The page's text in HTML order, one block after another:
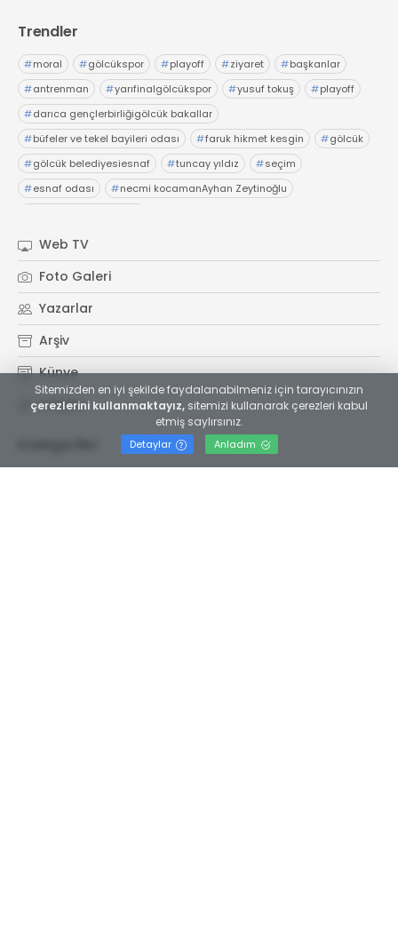
Trendler
#moral #gölcükspor #playoff #ziyaret #başkanlar
#antrenman #yarıfinalgölcükspor #yusuf tokuş #playoff
#darıca gençlerbirliğigölcük bakallar
#büfeler ve tekel bayileri odası #faruk hikmet kesgin #gölcük
#gölcük belediyesiesnaf #tuncay yıldız #seçim
#esnaf odası #necmi kocamanAyhan Zeytinoğlu
Web TV
Foto Galeri
Yazarlar
Arşiv
Künye
İletişim
Gündem
Servisler
Yol ve Trafik
Sitemizden en iyi şekilde faydalanabilmeniz için tarayıcınızın
çerezlerini kullanmaktayız, sitemizi kullanarak çerezleri kabul
etmiş saylırsınız.
Detaylar Anladım